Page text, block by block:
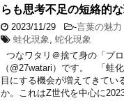
らも思考不足の短絡的
2023/11/29 -言葉の魅力
蛙化現象
蛇化現象
つなワタリ＠捨て身の「プロ
（@27watari）です。 「蛙
目にする機会が増えてきてい
か。これはZ世代を中心に